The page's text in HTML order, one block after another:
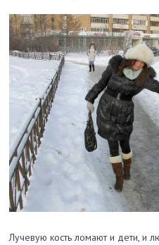
Лучевую кость ломают и дети, и